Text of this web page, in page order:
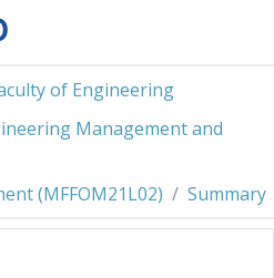
of Engineering
Management and
(MFFOM21L02)
Summary